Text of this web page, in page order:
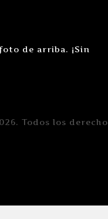
de arriba. ¡Sin
Todos los